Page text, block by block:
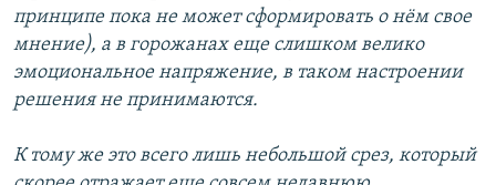
принципе пока не может сформировать о нём свое
мнение), а в горожанах еще слишком велико
эмоциональное напряжение, в таком настроении
решения не принимаются.
К тому же это всего лишь небольшой срез, который